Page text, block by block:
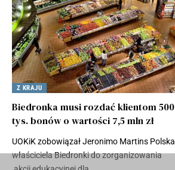
Z KRAJU
Biedronka musi rozdać klientom 500
tys. bonów o wartości 7,5 mln zł
UOKiK zobowiązał Jeronimo Martins Polska
właściciela Biedronki do zorganizowania